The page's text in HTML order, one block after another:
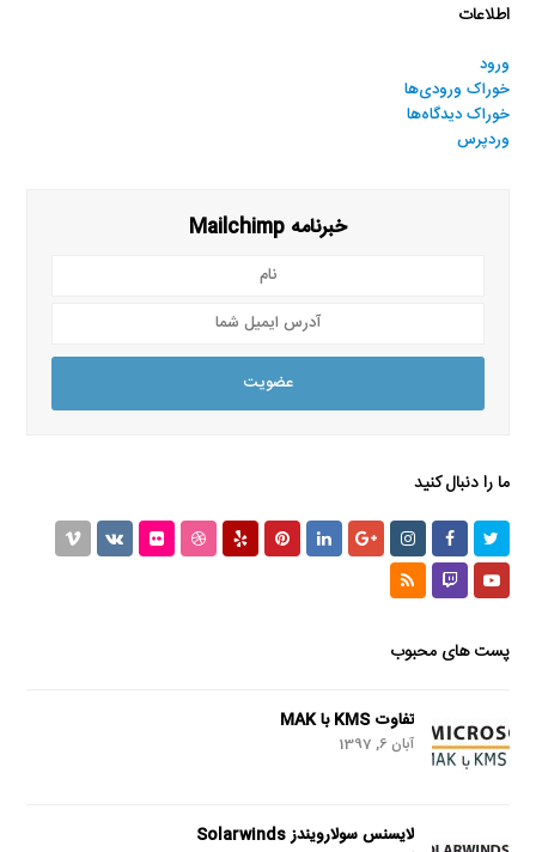
اطلاعات
ورود
خوراک ورودی‌ها
خوراک دیدگاه‌ها
وردپرس
خبرنامه Mailchimp
شما
عضویت
ما را دنبال کنید
Twitter
Facebook
Instagram
GooglePlus
LinkedIn
Pinterest
Yelp
Dribbble
Flickr
VK
Youtube
Twitch
RSS
پست های محبوب
تفاوت KMS با MAK
آبان 6, 1397
لایسنس سولارویندز Solarwinds